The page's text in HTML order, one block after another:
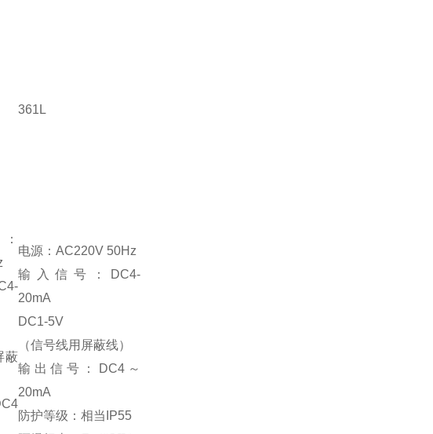
361L
蔽
电源：AC220V 50Hz
输入信号：DC4-
20mA
DC1-5V
（信号线用屏蔽线）
输出信号：DC4～
20mA
防护等级：相当IP55